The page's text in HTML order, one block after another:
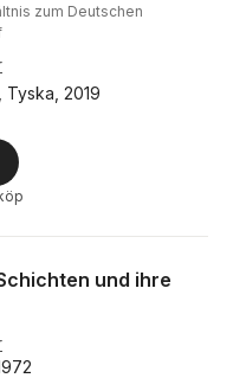
zum Deutschen
Tyska 2019
und ihre